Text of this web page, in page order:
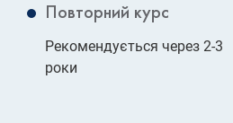
Повторний курс
Рекомендується через 2-3
роки